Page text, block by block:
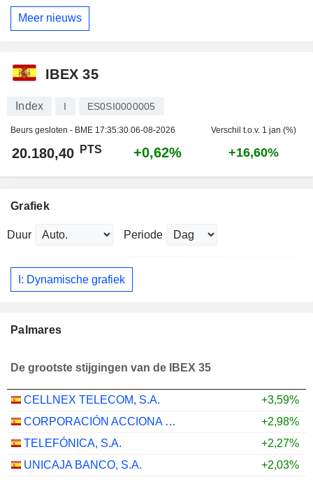
Meer nieuws
IBEX 35
Index I ES0SI0000005
Beurs gesloten - BME 17:35:30 06-08-2026 Verschil t.o.v. 1 jan (%)
20.180,40 PTS +0,62% +16,60%
Grafiek
Duur Periode
I: Dynamische grafiek
Palmares
De grootste stijgingen van de IBEX 35
CELLNEX TELECOM, S.A.
+3,59%
CORPORACIÓN ACCIONA ENERGÍAS RENOVABLES, S.A.
+2,98%
TELEFÓNICA, S.A.
+2,27%
UNICAJA BANCO, S.A.
+2,03%